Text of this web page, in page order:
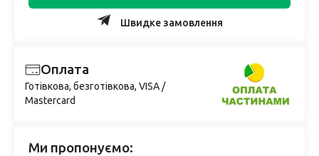
Швидке замовлення
Оплата
Готівкова, безготівкова, VISA /
Mastercard
Ми пропонуємо: